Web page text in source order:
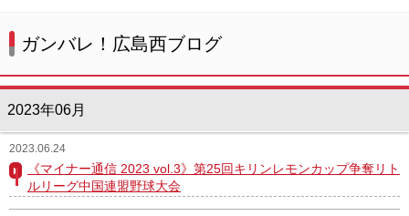
試合結果
想い出アルバム
卒団生の声
ガンバレ！広島西ブログ
2023年06月
2023.06.24
《マイナー通信 2023 vol.3》第25回キリンレモンカップ争奪リト
ルリーグ中国連盟野球大会